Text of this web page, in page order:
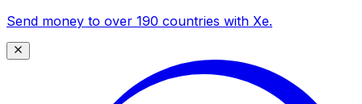
Send money to over 190 countries with Xe.